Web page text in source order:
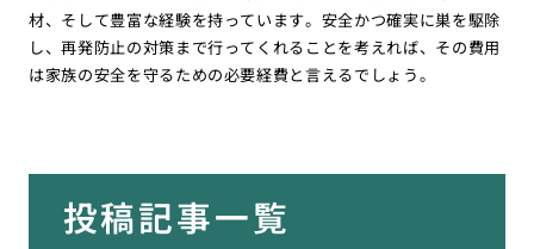
材、そして豊富な経験を持っています。安全かつ確実に巣を駆除
し、再発防止の対策まで行ってくれることを考えれば、その費用
は家族の安全を守るための必要経費と言えるでしょう。
投稿記事一覧